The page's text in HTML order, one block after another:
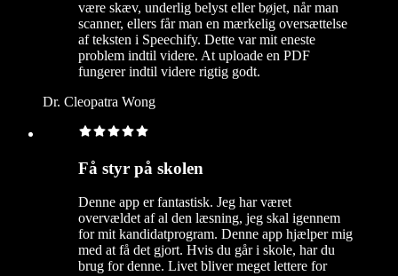
være skæv, underlig belyst eller bøjet, når man
scanner, ellers får man en mærkelig oversættelse
af teksten i Speechify. Dette var mit eneste
problem indtil videre. At uploade en PDF
fungerer indtil videre rigtig godt.
Dr. Cleopatra Wong
Få styr på skolen
Denne app er fantastisk. Jeg har været
overvældet af al den læsning, jeg skal igennem
for mit kandidatprogram. Denne app hjælper mig
med at få det gjort. Hvis du går i skole, har du
brug for denne. Livet bliver meget lettere for